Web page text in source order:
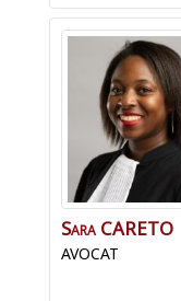
SaraCARETO
AVOCAT